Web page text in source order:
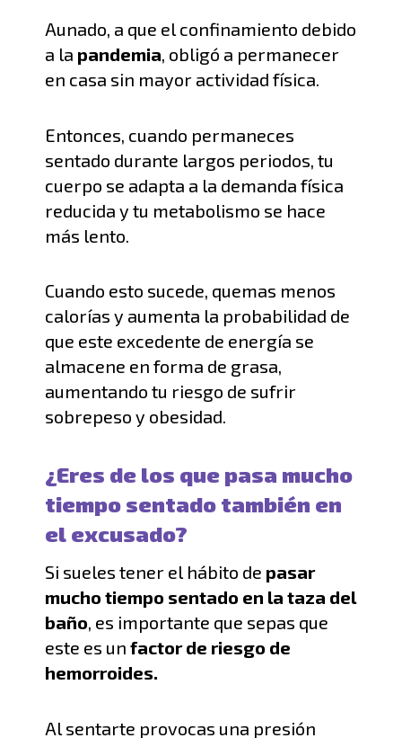
Aunado, a que el confinamiento debido
a la pandemia, obligó a permanecer
en casa sin mayor actividad física.
Entonces, cuando permaneces
sentado durante largos periodos, tu
cuerpo se adapta a la demanda física
reducida y tu metabolismo se hace
más lento.
Cuando esto sucede, quemas menos
calorías y aumenta la probabilidad de
que este excedente de energía se
almacene en forma de grasa,
aumentando tu riesgo de sufrir
sobrepeso y obesidad.
¿Eres de los que pasa mucho
tiempo sentado también en
el excusado?
Si sueles tener el hábito de pasar
mucho tiempo sentado en la taza del
baño, es importante que sepas que
este es un factor de riesgo de
hemorroides.
Al sentarte provocas una presión